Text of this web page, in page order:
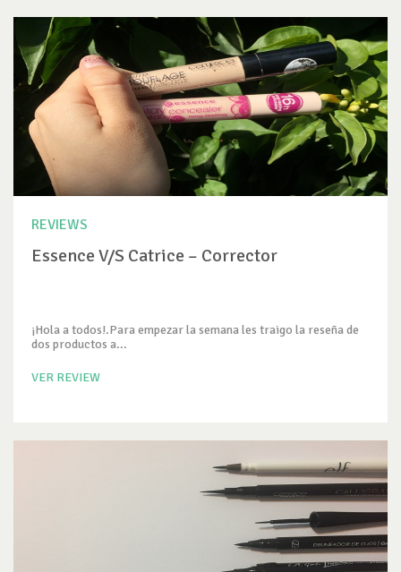
REVIEWS
Essence V/S Catrice – Corrector
¡Hola a todos!.Para empezar la semana les traigo la reseña de
dos productos a...
VER REVIEW